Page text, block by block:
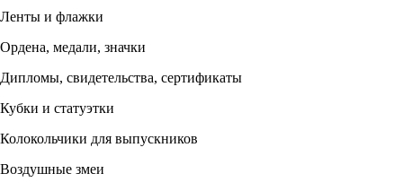
Ленты и флажки
Ордена, медали, значки
Дипломы, свидетельства, сертификаты
Кубки и статуэтки
Колокольчики для выпускников
Воздушные змеи